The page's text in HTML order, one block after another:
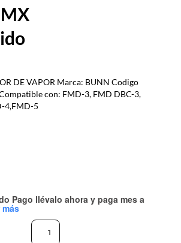
DE VAPOR Marca: BUNN Codigo
con: FMD-3, FMD DBC-3,
4,FMD-5
Pago llévalo ahora y paga mes a
más